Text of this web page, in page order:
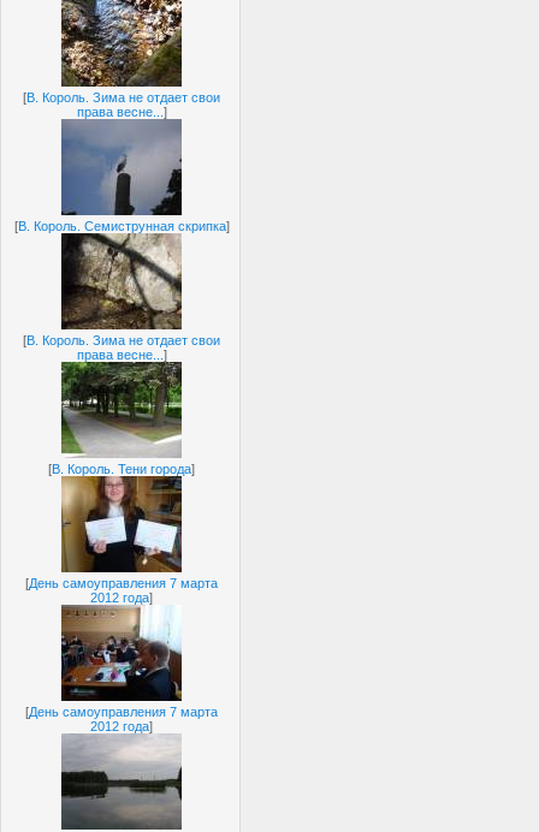
[В. Король. Зима не отдает свои
права весне... ]
[В. Король. Семиструнная скрипка]
[В. Король. Зима не отдает свои
права весне... ]
[В. Король. Тени города]
[День самоуправления 7 марта
2012 года]
[День самоуправления 7 марта
2012 года]